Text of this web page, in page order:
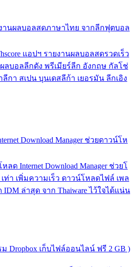
งานผลบอลสดภาษาไทย จากลีกฟุตบอล
แอปฯ รายงานผลบอลสดรวดเร็ว
ลบอลลีกดัง พรีเมียร์ลีก อังกฤษ กัลโช่
ลีกา สเปน บุนเดสลีก้า เยอรมัน ลีกเอิง
Download Manager ช่วยดาวน์โห
ด Internet Download Manager ช่วยโ
ท่า เพิ่มความเร็ว ดาวน์โหลดไฟล์ เพล
ล่าสุด จาก Thaiware ไว้ใจได้แน่น
Dropbox เก็บไฟล์ออนไลน์ ฟรี 2 GB )